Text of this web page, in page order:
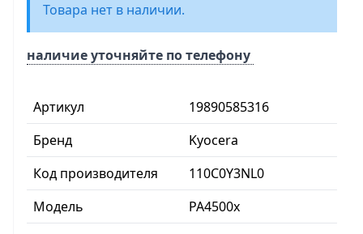
Артикул
19890585316
Бренд
Kyocera
Код производителя
110C0Y3NL0
Модель
PA4500x
Товара нет в наличии.
наличие уточняйте по телефону